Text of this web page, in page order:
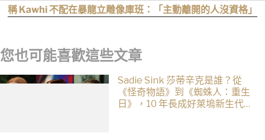
像 buff 2：0 順利擊敗 DK
稱 Kawhi 不配在暴龍立雕像庫班：「主動離開的人沒資格」
您也可能喜歡這些文章
Sadie Sink 莎蒂辛克是誰？從
《怪奇物語》到《蜘蛛人：重生
日》，10 年長成好萊塢新生代女